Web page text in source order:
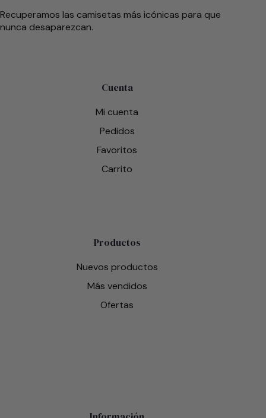
Recuperamos las camisetas más icónicas para que
nunca desaparezcan.
Cuenta
Mi cuenta
Pedidos
Favoritos
Carrito
Productos
Nuevos productos
Más vendidos
Ofertas